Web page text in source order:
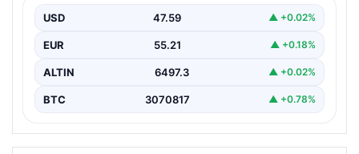
Trabzon'da halk otobüsünde aniden rahatsızlanan 76
Sinan…
USD 47.59 ▲ +0.02%
EUR 55.21 ▲ +0.18%
ALTIN 6497.3 ▲ +0.02%
BTC 3070817 ▲ +0.78%